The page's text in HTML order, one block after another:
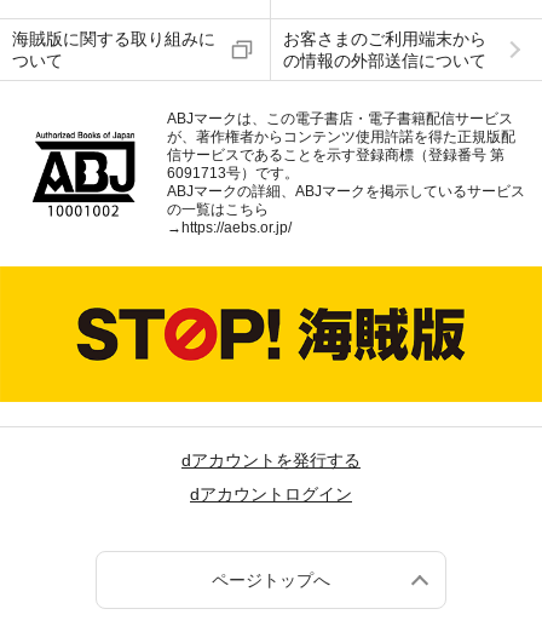
海賊版に関する取り組みに
ついて
お客さまのご利用端末から
の情報の外部送信について
ABJマークは、この電子書店・電子書籍配信サービス
が、著作権者からコンテンツ使用許諾を得た正規版配
信サービスであることを示す登録商標（登録番号 第
6091713号）です。
ABJマークの詳細、ABJマークを掲示しているサービス
の一覧はこちら
→ https://aebs.or.jp/
dアカウントを発行する
dアカウントログイン
ページトップへ